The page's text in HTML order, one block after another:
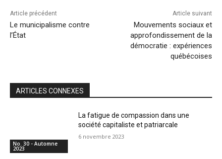
Article précédent
Le municipalisme contre
l’État
Article suivant
Mouvements sociaux et
approfondissement de la
démocratie : expériences
québécoises
ARTICLES CONNEXES
No. 30 - Automne
2023
La fatigue de compassion dans une
société capitaliste et patriarcale
6 novembre 2023